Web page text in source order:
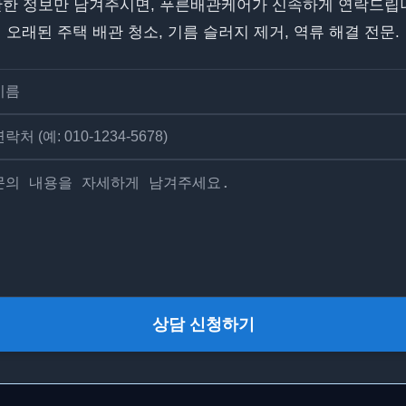
정보만 남겨주시면, 푸른배관케어가 신속하게 연락드립
오래된 주택 배관 청소, 기름 슬러지 제거, 역류 해결 전문.
상담 신청하기